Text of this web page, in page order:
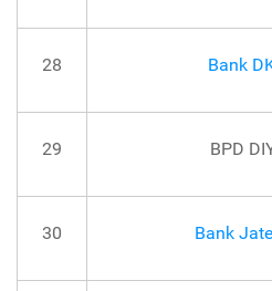
28 Bank
29 BPD
30 Bank